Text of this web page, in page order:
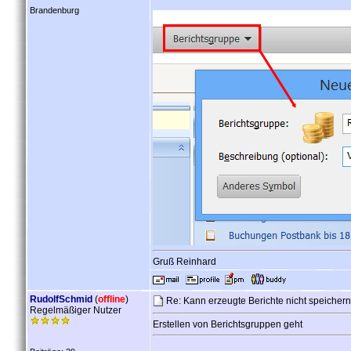
Brandenburg
Gruß Reinhard
RudolfSchmid (offline)
Regelmäßiger Nutzer
Re: Kann erzeugte Berichte nicht
Erstellen von Berichtsgruppen geht